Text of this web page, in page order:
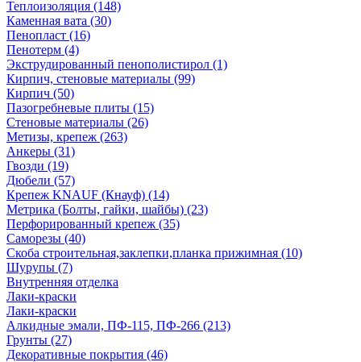
Теплоизоляция (148)
Каменная вата (30)
Пенопласт (16)
Пенотерм (4)
Экструдированный пенополистирол (1)
Кирпич, стеновые материалы (99)
Кирпич (50)
Пазогребневые плиты (15)
Стеновые материалы (26)
Метизы, крепеж (263)
Анкеры (31)
Гвозди (19)
Дюбели (57)
Крепеж KNAUF (Кнауф) (14)
Метрика (Болты, гайки, шайбы) (23)
Перфорированный крепеж (35)
Саморезы (40)
Скоба строительная,заклепки,планка прижимная (10)
Шурупы (7)
Внутренняя отделка
Лаки-краски
Лаки-краски
Алкидные эмали, ПФ-115, ПФ-266 (213)
Грунты (27)
Декоративные покрытия (46)